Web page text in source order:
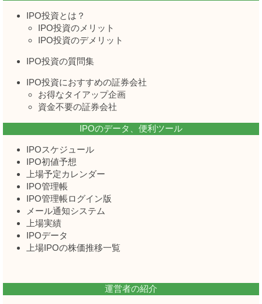
IPO投資とは？
IPO投資のメリット
IPO投資のデメリット
IPO投資の質問集
IPO投資におすすめの証券会社
お得なタイアップ企画
資金不要の証券会社
IPOのデータ、便利ツール
IPOスケジュール
IPO初値予想
上場予定カレンダー
IPO管理帳
IPO管理帳ログイン版
メール通知システム
上場実績
IPOデータ
上場IPOの株価推移一覧
運営者の紹介